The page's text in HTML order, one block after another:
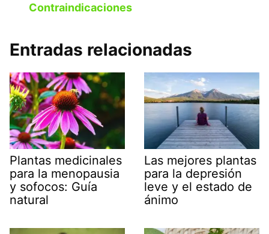
Contraindicaciones
Entradas relacionadas
Plantas medicinales
para la menopausia
y sofocos: Guía
natural
Las mejores plantas
para la depresión
leve y el estado de
ánimo